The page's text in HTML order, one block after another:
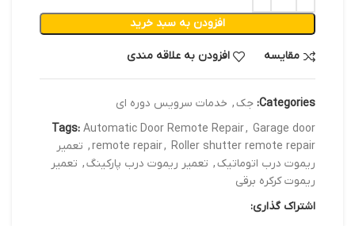
افزودن به سبد خرید
مقایسه افزودن به علاقه مندی
Categories: جک, خدمات سرویس دوره ای
Tags: Automatic Door Remote Repair, Garage door
remote repair, Roller shutter remote repair
, تعمیر
ریموت درب اتوماتیک, تعمیر ریموت درب پارکینگ, تعمیر
ریموت کرکره برقی
اشتراک گذاری: